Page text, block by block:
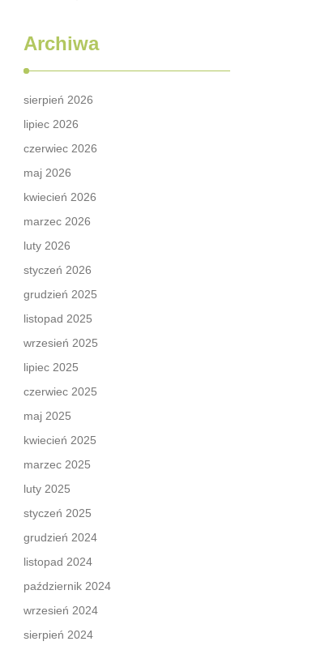
Archiwa
sierpień 2026
lipiec 2026
czerwiec 2026
maj 2026
kwiecień 2026
marzec 2026
luty 2026
styczeń 2026
grudzień 2025
listopad 2025
wrzesień 2025
lipiec 2025
czerwiec 2025
maj 2025
kwiecień 2025
marzec 2025
luty 2025
styczeń 2025
grudzień 2024
listopad 2024
październik 2024
wrzesień 2024
sierpień 2024